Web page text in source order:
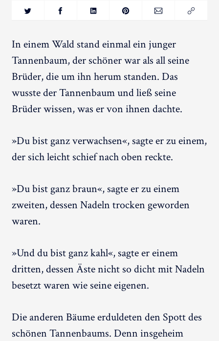
In einem Wald stand einmal ein junger
Tannenbaum, der schöner war als all seine
Brüder, die um ihn herum standen. Das
wusste der Tannenbaum und ließ seine
Brüder wissen, was er von ihnen dachte.
»Du bist ganz verwachsen«, sagte er zu einem,
der sich leicht schief nach oben reckte.
»Du bist ganz braun«, sagte er zu einem
zweiten, dessen Nadeln trocken geworden
waren.
»Und du bist ganz kahl«, sagte er einem
dritten, dessen Äste nicht so dicht mit Nadeln
besetzt waren wie seine eigenen.
Die anderen Bäume erduldeten den Spott des
schönen Tannenbaums. Denn insgeheim